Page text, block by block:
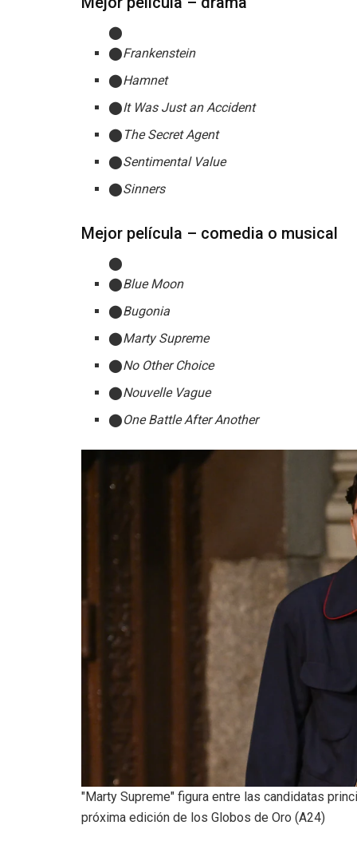
Frankenstein
Hamnet
It Was Just an Accident
The Secret Agent
Sentimental Value
Sinners
Mejor película – comedia o musical
Blue Moon
Bugonia
Marty Supreme
No Other Choice
Nouvelle Vague
One Battle After Another
"Marty Supreme" figura entre las candidatas
próxima edición de los Globos de Oro (A24)